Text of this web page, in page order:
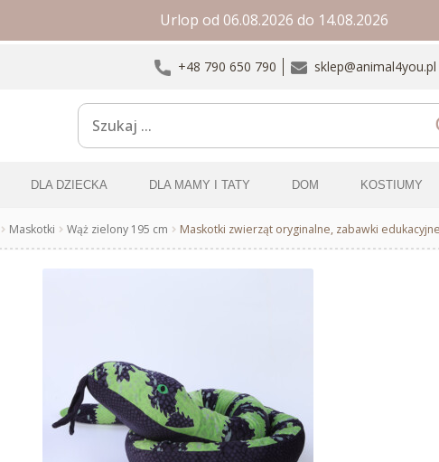
Urlop od 06.08.2026 do 14.08.2026
+48 790 650 790 sklep@animal4you.pl
DLA DZIECKA DLA MAMY I TATY DOM KOSTIUMY
Maskotki Wąż zielony 195 cm Maskotki zwierząt oryginalne, zabawki edukacyjne